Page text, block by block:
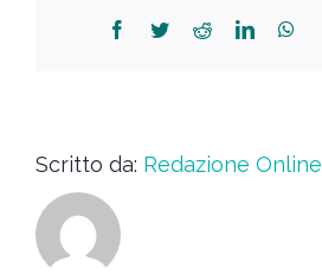
Scritto da: Redazione Online